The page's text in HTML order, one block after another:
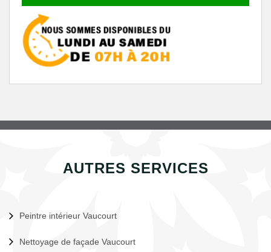
AUTRES SERVICES
Peintre intérieur Vaucourt
Nettoyage de façade Vaucourt